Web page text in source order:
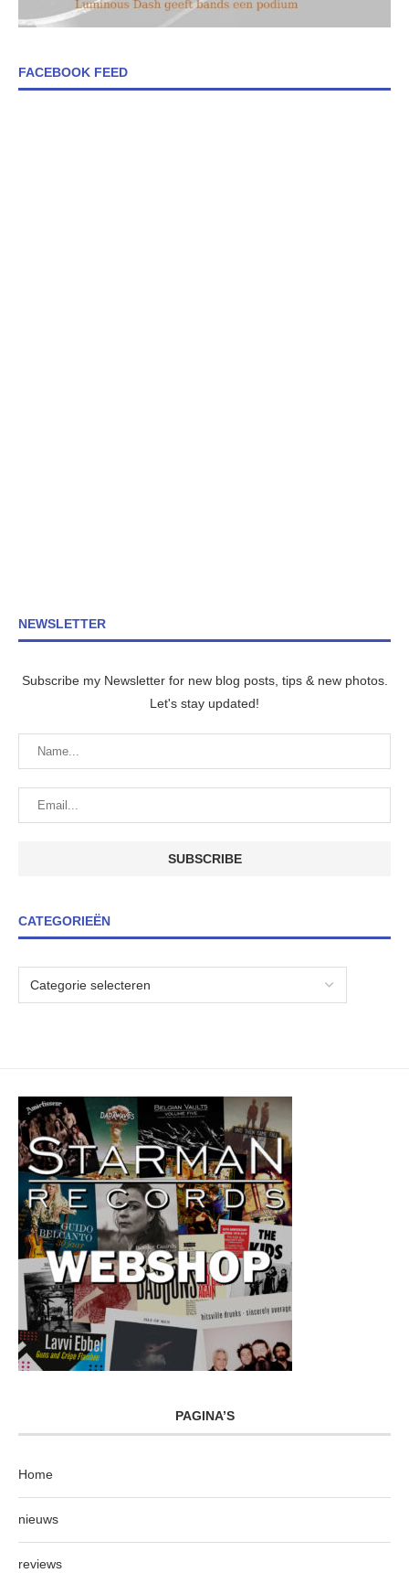
FACEBOOK FEED
NEWSLETTER
Subscribe my Newsletter for new blog posts, tips & new photos.
Let's stay updated!
CATEGORIEËN
PAGINA’S
Home
nieuws
reviews